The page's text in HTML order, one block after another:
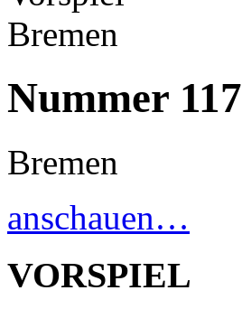
Nummer 117
Bremen
anschauen…
VORSPIEL